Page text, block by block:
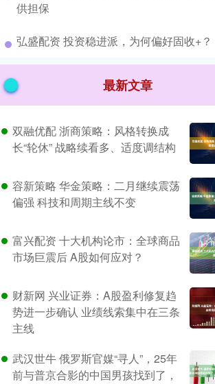
供担保
​弘盛配资 投资稳进派，为何偏好固收+？
最新文章
双融优配 浙商策略：风格转换成
长“轮休” 战略续看多、适度调结构
容新策略 华金策略：二月继续震荡
偏强 科技和周期主线不变
富兴配资 十大机构论市：全球商品
市场巨震后 A股如何应对？
财新网 兴业证券：A股盈利修复趋
势进一步确认 业绩线索集中在三条
主线
武汉世牛 俄罗斯官媒“寻人”，25年
前与普京合影的中国男孩找到了，